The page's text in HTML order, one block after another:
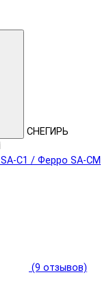
СНЕГИРЬ
(9 отзывов)